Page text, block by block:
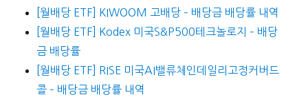
[월배당 ETF] KIWOOM 고배당 – 배당금 배당률 내역
[월배당 ETF] Kodex 미국S&P500테크놀로지 – 배당
금 배당률
[월배당 ETF] RISE 미국AI밸류체인데일리고정커버드
콜 – 배당금 배당률 내역